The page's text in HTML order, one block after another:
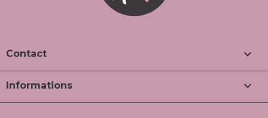
Contact 
Informations 